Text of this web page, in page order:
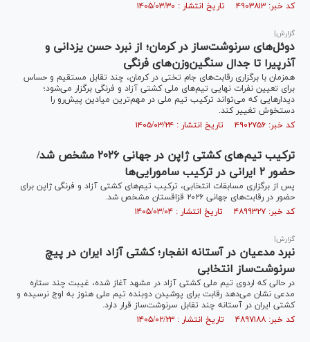
کد خبر: ۴۹۰۳۸۱۳ تاریخ انتشار : ۱۴۰۵/۰۳/۳۰
گزارش|
دوئل‌های سرنوشت‌ساز در کرمان؛ از نبرد حسن یزدانی و
آذرپیرا تا جدال سنگین‌وزن‌های فرنگی
همزمان با برگزاری رقابت‌های جام تختی در کرمان، چند تقابل مستقیم و حساس
برای تعیین نفرات نهایی تیم‌های ملی کشتی آزاد و فرنگی برگزار می‌شود؛
دیدار‌هایی که می‌تواند ترکیب تیم ملی در مهم‌ترین میادین پیش‌رو را
دستخوش تغییر کند.
کد خبر: ۴۹۰۲۷۵۶ تاریخ انتشار : ۱۴۰۵/۰۳/۲۴
ترکیب تیم‌های کشتی ژاپن در جهانی ۲۰۲۶ مشخص شد/
حضور ۲ ایرانی در ترکیب سامورایی‌ها
پس از برگزاری مسابقات انتخابی، ترکیب تیم‌های کشتی آزاد و فرنگی ژاپن برای
حضور در رقابت‌های جهانی ۲۰۲۶ قزاقستان مشخص شد.
کد خبر: ۴۸۹۹۳۲۷ تاریخ انتشار : ۱۴۰۵/۰۳/۰۴
گزارش|
نبرد مدعیان در آستانه انفجار؛ کشتی آزاد ایران در پیچ
سرنوشت‌ساز انتخابی
در حالی که اردوی تیم ملی کشتی آزاد در مشهد آغاز شده، غیبت چند ستاره
مدعی نشان می‌دهد رقابت برای پوشیدن دوبنده تیم ملی هنوز به اوج نرسیده و
کشتی ایران در آستانه چند تقابل سرنوشت‌ساز قرار دارد.
کد خبر: ۴۸۹۷۱۸۸ تاریخ انتشار : ۱۴۰۵/۰۲/۲۳